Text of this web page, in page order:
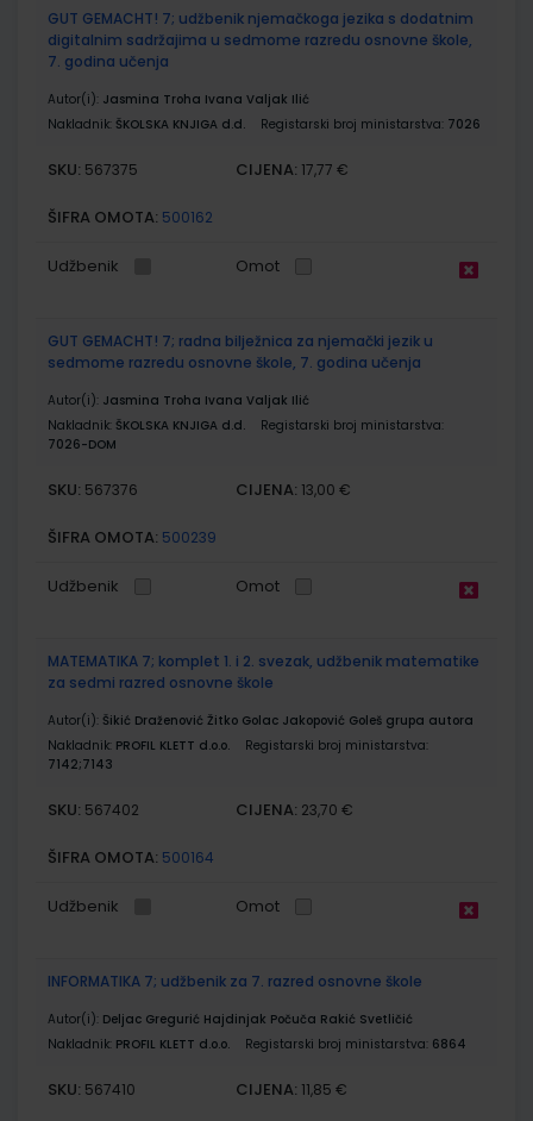
GUT GEMACHT! 7; udžbenik njemačkoga jezika s dodatnim
digitalnim sadržajima u sedmome razredu osnovne škole,
7. godina učenja
Autor(i): Jasmina Troha Ivana Valjak Ilić
Nakladnik: ŠKOLSKA KNJIGA d.d. Registarski broj ministarstva: 7026
SKU: 567375 CIJENA: 17,77 €
ŠIFRA OMOTA: 500162
Udžbenik Omot
GUT GEMACHT! 7; radna bilježnica za njemački jezik u
sedmome razredu osnovne škole, 7. godina učenja
Autor(i): Jasmina Troha Ivana Valjak Ilić
Nakladnik: ŠKOLSKA KNJIGA d.d.
Registarski broj ministarstva:
7026-DOM
SKU: 567376 CIJENA: 13,00 €
ŠIFRA OMOTA: 500239
Udžbenik Omot
MATEMATIKA 7; komplet 1. i 2. svezak, udžbenik matematike
za sedmi razred osnovne škole
Autor(i): Šikić Draženović Žitko Golac Jakopović Goleš grupa autora
Nakladnik: PROFIL KLETT d.o.o.
Registarski broj ministarstva:
7142;7143
SKU: 567402 CIJENA: 23,70 €
ŠIFRA OMOTA: 500164
Udžbenik Omot
INFORMATIKA 7; udžbenik za 7. razred osnovne škole
Autor(i): Deljac Gregurić Hajdinjak Počuča Rakić Svetličić
Nakladnik: PROFIL KLETT d.o.o. Registarski broj ministarstva: 6864
SKU: 567410 CIJENA: 11,85 €